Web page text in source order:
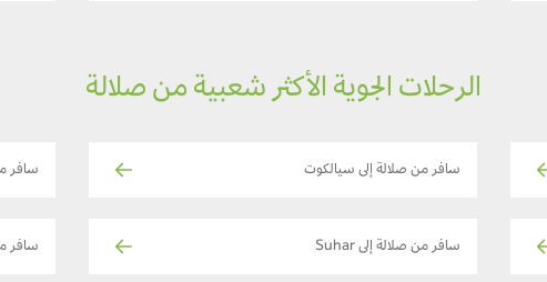
الرحلات الجوية الأكثر شعبية من صلالة
سافر من صلالة إلى سيالكوت سافر
سافر من صلالة إلى Suhar سافر